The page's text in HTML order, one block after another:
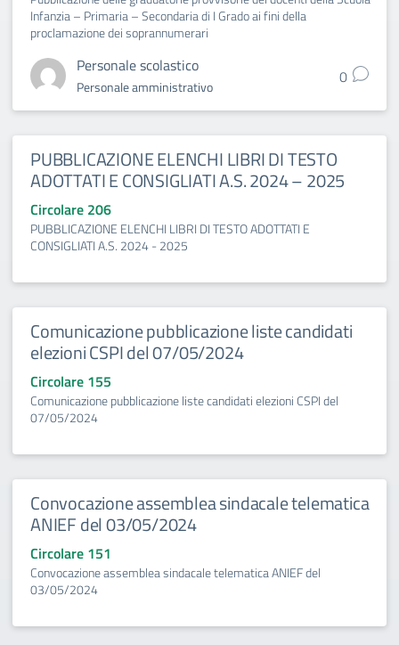
Infanzia – Primaria – Secondaria di I Grado ai fini della
proclamazione dei soprannumerari
Personale scolastico
Personale amministrativo 0
PUBBLICAZIONE ELENCHI LIBRI DI TESTO
ADOTTATI E CONSIGLIATI A.S. 2024 – 2025
Circolare 206
PUBBLICAZIONE ELENCHI LIBRI DI TESTO ADOTTATI E
CONSIGLIATI A.S. 2024 - 2025
Comunicazione pubblicazione liste candidati
elezioni CSPI del 07/05/2024
Circolare 155
Comunicazione pubblicazione liste candidati elezioni CSPI del
07/05/2024
Convocazione assemblea sindacale telematica
ANIEF del 03/05/2024
Circolare 151
Convocazione assemblea sindacale telematica ANIEF del
03/05/2024